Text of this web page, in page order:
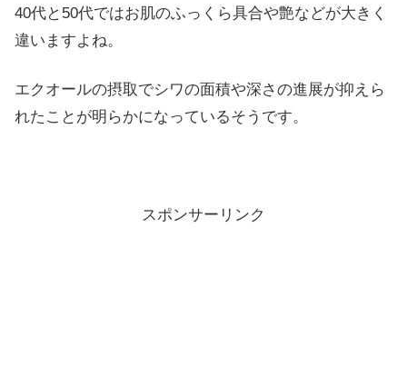
40代と50代ではお肌のふっくら具合や艶などが大きく
違いますよね。
エクオールの摂取でシワの面積や深さの進展が抑えら
れたことが明らかになっているそうです。
スポンサーリンク